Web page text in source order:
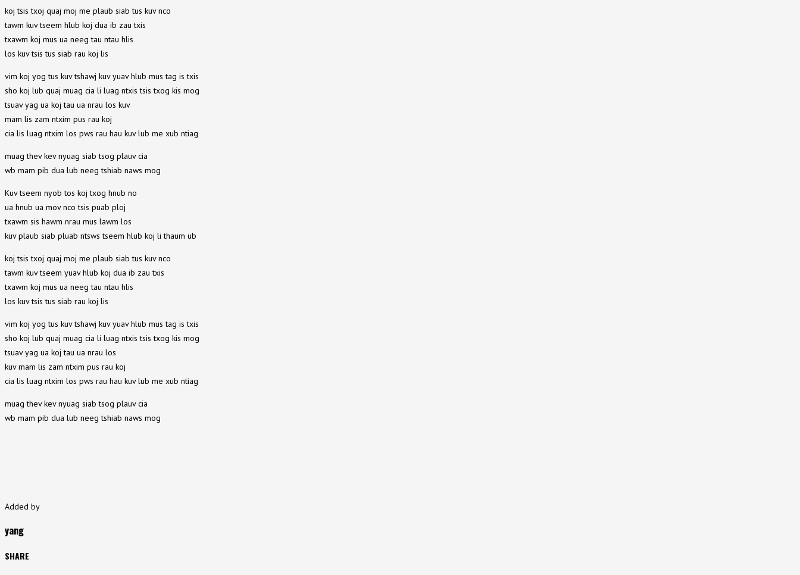
koj tsis txoj quaj moj me plaub siab tus kuv nco
tawm kuv tseem hlub koj dua ib zau txis
txawm koj mus ua neeg tau ntau hlis
los kuv tsis tus siab rau koj lis
vim koj yog tus kuv tshawj kuv yuav hlub mus tag is txis
sho koj lub quaj muag cia li luag ntxis tsis txog kis mog
tsuav yag ua koj tau ua nrau los kuv
mam lis zam ntxim pus rau koj
cia lis luag ntxim los pws rau hau kuv lub me xub ntiag
muag thev kev nyuag siab tsog plauv cia
wb mam pib dua lub neeg tshiab naws mog
Kuv tseem nyob tos koj txog hnub no
ua hnub ua mov nco tsis puab ploj
txawm sis hawm nrau mus lawm los
kuv plaub siab pluab ntsws tseem hlub koj li thaum ub
koj tsis txoj quaj moj me plaub siab tus kuv nco
tawm kuv tseem yuav hlub koj dua ib zau txis
txawm koj mus ua neeg tau ntau hlis
los kuv tsis tus siab rau koj lis
vim koj yog tus kuv tshawj kuv yuav hlub mus tag is txis
sho koj lub quaj muag cia li luag ntxis tsis txog kis mog
tsuav yag ua koj tau ua nrau los
kuv mam lis zam ntxim pus rau koj
cia lis luag ntxim los pws rau hau kuv lub me xub ntiag
muag thev kev nyuag siab tsog plauv cia
wb mam pib dua lub neeg tshiab naws mog
Added by
yang
SHARE